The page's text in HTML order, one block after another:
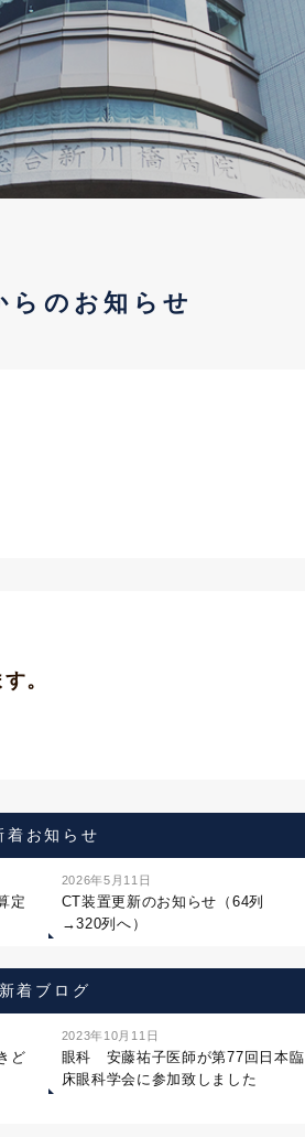
らのお知らせ
。
着お知らせ
定
2026年5月11日
CT装置更新のお知らせ（64列
→320列へ）
新着ブログ
ど
2023年10月11日
眼科 安藤祐子医師が第77回日本臨
床眼科学会に参加致しました